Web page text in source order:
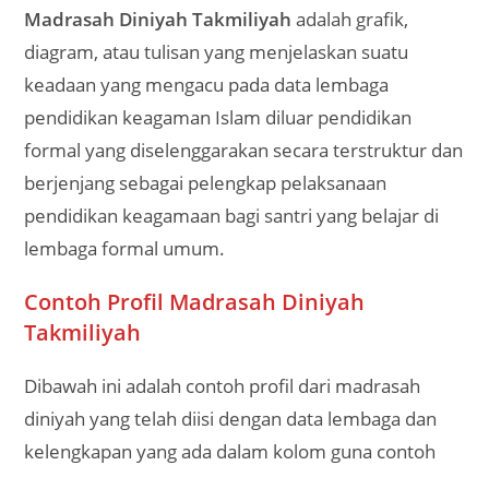
Madrasah Diniyah Takmiliyah adalah grafik,
diagram, atau tulisan yang menjelaskan suatu
keadaan yang mengacu pada data lembaga
pendidikan keagaman Islam diluar pendidikan
formal yang diselenggarakan secara terstruktur dan
berjenjang sebagai pelengkap pelaksanaan
pendidikan keagamaan bagi santri yang belajar di
lembaga formal umum.
Contoh Profil Madrasah Diniyah
Takmiliyah
Dibawah ini adalah contoh profil dari madrasah
diniyah yang telah diisi dengan data lembaga dan
kelengkapan yang ada dalam kolom guna contoh